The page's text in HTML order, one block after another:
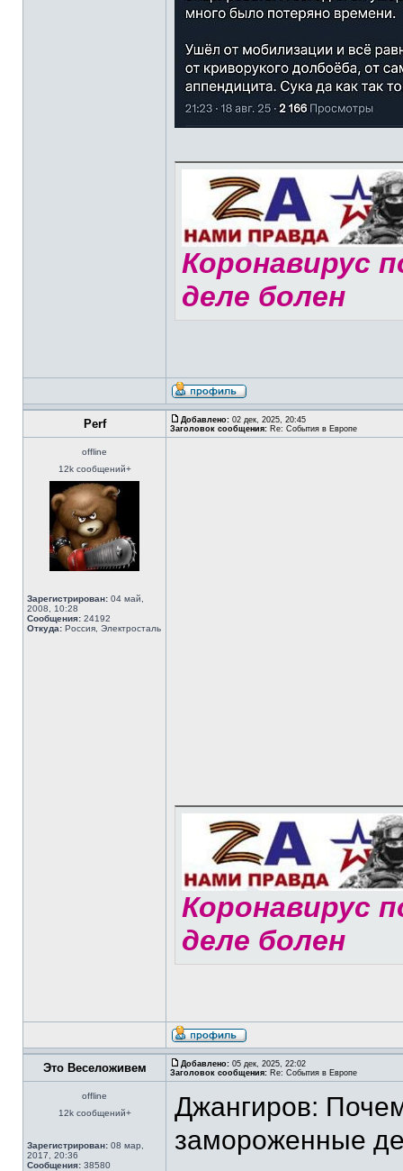
Коронавирус
деле болен
Perf Добавлено: 02 дек, 2025, 20:45
Заголовок сообщения: Re: События в Европе
offline
12k сообщений+
Зарегистрирован: 04 май,
2008, 10:28
Сообщения: 24192
Откуда: Россия, Электросталь
Коронавирус
деле болен
Это Веселоживем Добавлено: 05 дек, 2025, 22:02
Заголовок сообщения: Re: События в Европе
offline
12k сообщений+
Зарегистрирован: 08 мар,
2017, 20:36
Сообщения: 38580
Джангиров:
замороженные